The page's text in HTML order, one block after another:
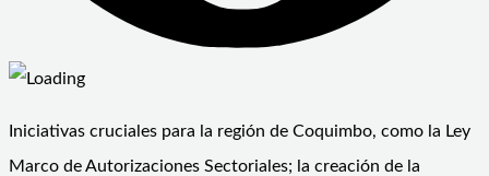
Iniciativas cruciales para la región de Coquimbo, como la Ley
Marco de Autorizaciones Sectoriales; la creación de la